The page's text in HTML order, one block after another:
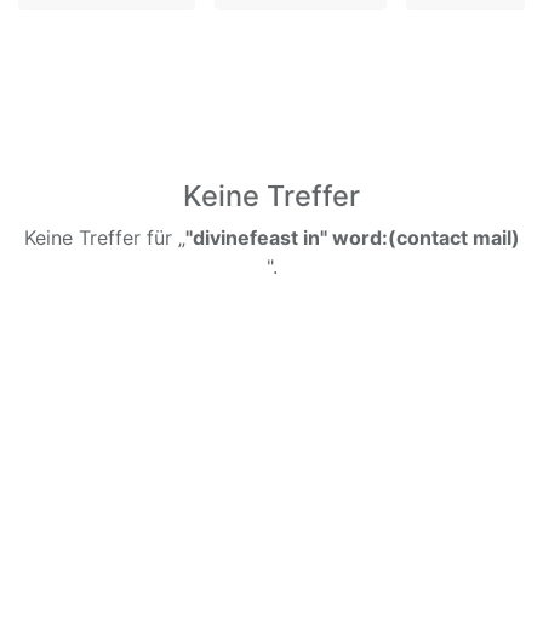
Keine Treffer
Keine Treffer für „"divinefeast in" word:(contact mail)
".